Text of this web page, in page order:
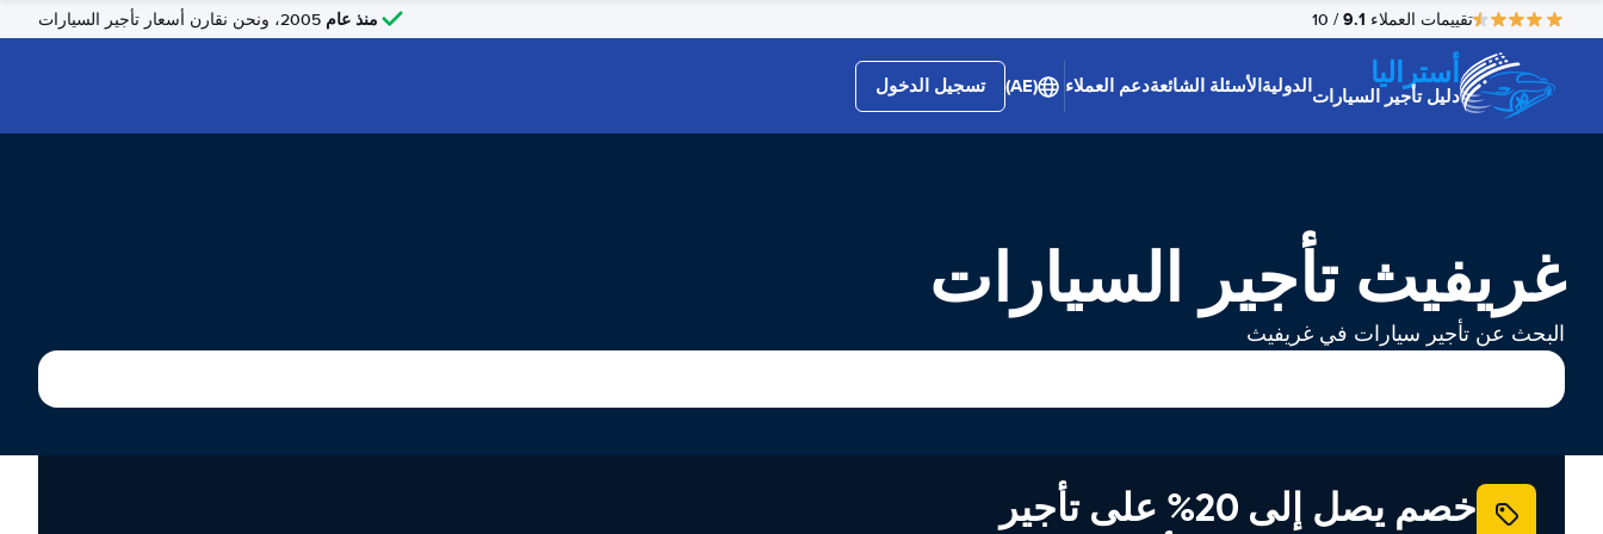
تقييمات العملاء 9.1
/ 10 منذ عام
أستراليا
دليل تأجير السياراتالدوليةالأسئلة الشائعةدعم العملاء (AE) تسجيل الدخول
غريفيث تأجير السيارات
البحث عن تأجير سيارات في غريفيث
خصم يصل إلى 20% على تأجير